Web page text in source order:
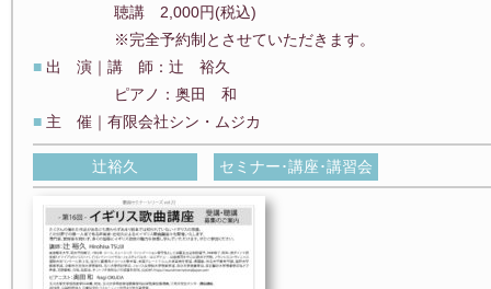
聴講 2,000円(税込)
※完全予約制とさせていただきます。
■ 出 演｜講 師：辻 裕久
ピアノ：奥田 和
■ 主 催｜有限会社シン・ムジカ
辻裕久 セミナー･講座･講習会